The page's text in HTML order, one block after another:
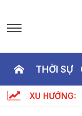
THỜI SỰ
XU HƯỚNG:
Cuộc sống thường
ngày 06-08-